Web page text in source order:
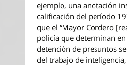
ejemplo, una anotación
calificación del período
que el “Mayor Cordero
policía que determinan
detención de presuntos
del trabajo de